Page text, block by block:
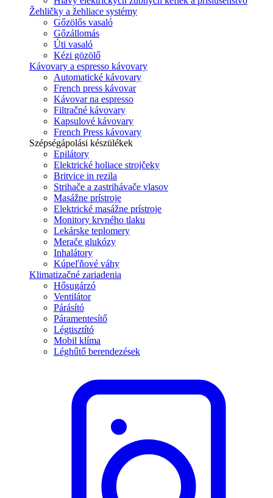
Žehličky a žehliace systémy
Gőzölős vasaló
Gőzállomás
Úti vasaló
Kézi gözölő
Kávovary a espresso kávovary
Automatické kávovary
French press kávovar
Kávovar na espresso
Filtračné kávovary
Kapsulové kávovary
French Press kávovary
Szépségápolási készülékek
Epilátory
Elektrické holiace strojčeky
Britvice in rezila
Strihače a zastrihávače vlasov
Masážne prístroje
Elektrické masážne prístroje
Monitory krvného tlaku
Lekárske teplomery
Merače glukózy
Inhalátory
Kúpeľňové váhy
Klimatizačné zariadenia
Hősugárzó
Ventilátor
Párásító
Páramentesítő
Légtisztító
Mobil klíma
Léghűtő berendezések